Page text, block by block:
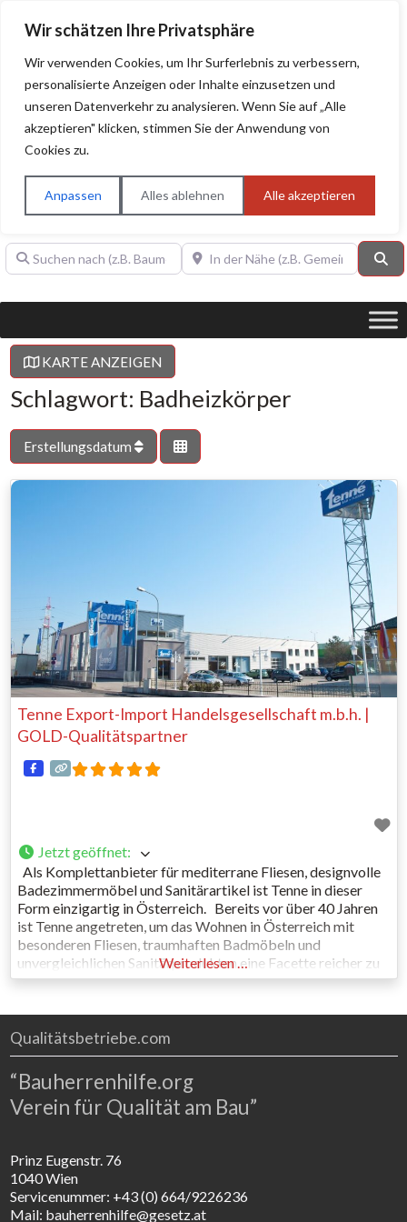
Wir schätzen Ihre Privatsphäre
Wir verwenden Cookies, um Ihr Surferlebnis zu verbessern,
personalisierte Anzeigen oder Inhalte einzusetzen und
unseren Datenverkehr zu analysieren. Wenn Sie auf „Alle
akzeptieren" klicken, stimmen Sie der Anwendung von
Cookies zu.
Anpassen Alles ablehnen Alle akzeptieren
BAUHERRENHILFE.orgQualitätssiegel!
Sie finden hier nur Qualitätsbetriebe, die mit dem DIAMANT,
PLATIN, GOLD, SILBER, ANWÄRTER "Bauherrenhilfe.org-
Qualitätssiegel" ausgezeichnet sind.
Suchen nach (z.B. Baumeister oder Dachdecker)In der Nähe (z.B. Gemeinde Baden)
KARTE ANZEIGEN
Schlagwort: Badheizkörper
Erstellungsdatum
Tenne Export-Import Handelsgesellschaft m.b.h. |
GOLD-Qualitätspartner
Jetzt geöffnet:
Als Komplettanbieter für mediterrane Fliesen, designvolle
Badezimmermöbel und Sanitärartikel ist Tenne in dieser
Form einzigartig in Österreich. Bereits vor über 40 Jahren
ist Tenne angetreten, um das Wohnen in Österreich mit
besonderen Fliesen, traumhaften Badmöbeln und
unvergleichlichen Sanitärprodukten eine Facette reicher zu
machen und dem Bad als Wohnraum einen neuen Stellenwert
Weiterlesen …
Qualitätsbetriebe.com
“Bauherrenhilfe.org
Verein für Qualität am Bau”
Prinz Eugenstr. 76
1040 Wien
Servicenummer: +43 (0) 664/9226236
Mail: bauherrenhilfe@gesetz.at